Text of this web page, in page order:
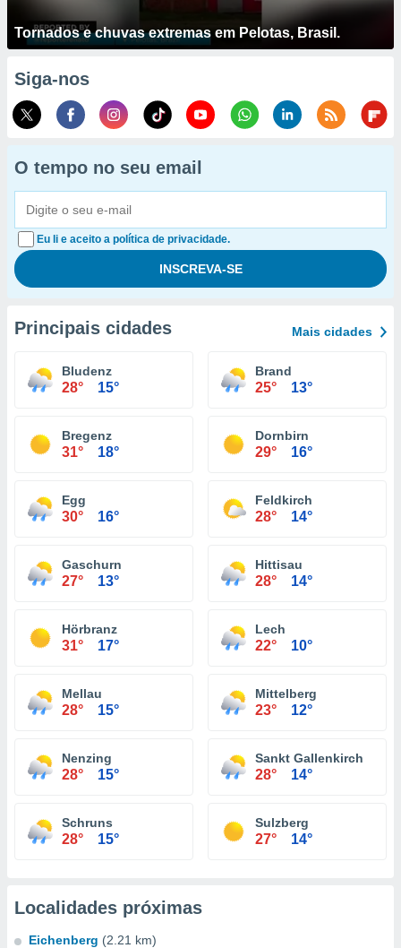
Tornados e chuvas extremas em Pelotas, Brasil.
Siga-nos
O tempo no seu email
Eu li e aceito a política de privacidade.
Principais cidades Mais cidades
Bludenz
28° 15°
Brand
25° 13°
Bregenz
31° 18°
Dornbirn
29° 16°
Egg
30° 16°
Feldkirch
28° 14°
Gaschurn
27° 13°
Hittisau
28° 14°
Hörbranz
31° 17°
Lech
22° 10°
Mellau
28° 15°
Mittelberg
23° 12°
Nenzing
28° 15°
Sankt Gallenkirch
28° 14°
Schruns
28° 15°
Sulzberg
27° 14°
Localidades próximas
Eichenberg (2.21 km)